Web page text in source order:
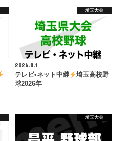
埼玉大会
2026.8.1
テレビ•ネット中継
埼玉高校野
球2026年
埼玉大会